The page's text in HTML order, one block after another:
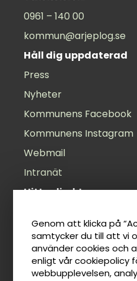
Genom att klicka på
samtycker du till att vi
använder cookies och
enligt vår cookiepolicy
webbupplevelsen,
0961 – 140 00
kommun@arjeplog.se
Håll dig uppdaterad
Press
Nyheter
Kommunens Facebook
Kommunens Instagram
Webmail
Intranät
Hitta direkt
Felanmälan
Anslagstavla
Lediga jobb